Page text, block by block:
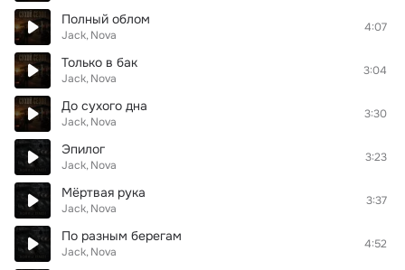
Полный облом
Jack Nova
4:07
Только в бак
Jack Nova
3:04
До сухого дна
Jack Nova
3:30
Эпилог
Jack Nova
3:23
Мёртвая рука
Jack Nova
3:37
По разным берегам
Jack Nova
4:52